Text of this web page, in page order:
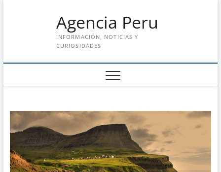
Agencia Peru
INFORMACIÓN, NOTICIAS Y
CURIOSIDADES